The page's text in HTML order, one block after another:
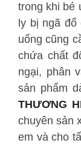
trong khi bé
ly bị ngã đổ
uống cũng
chứa chất
ngại, phân
sản phẩm
THƯƠNG
chuyên sản
em và cho